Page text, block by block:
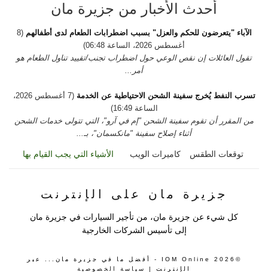
أحدث الأخبار من جزيرة مان
الآباء "يتعرضون للحكم والعزل" بسبب اضطرابات الطعام لدى أطفالهم
(8
أغسطس 2026، الساعة 06:48)
تقول العائلات إن نقص الوعي حول اضطراب تجنب/تقييد تناول الطعام هو
أمر...
تسرب النفط يُخرج سفينة الشحن الاحتياطية عن الخدمة
(7 أغسطس 2026،
الساعة 16:49)
من المقرر أن تقوم سفينة الشحن "إم في آرو"، التي تتولى خدمات الشحن
أثناء إصلاح سفينة "مانكسمان"، بـ...
توقعات الطقس كاميرات الويب الأشياء التي يجب القيام بها
جزيرة مان على الإنترنت
كل شيء عن جزيرة مان، من تأجير السيارات في جزيرة مان
إلى تأسيس الشركات الخارجية
©2026 IOM Online - أفضل ما في جزيرة مان... عبر
الإنترنت |
سياسة الخصوصية